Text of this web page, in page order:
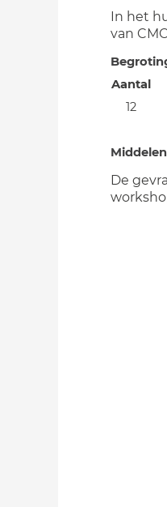
In het
van
Aantal
12
De